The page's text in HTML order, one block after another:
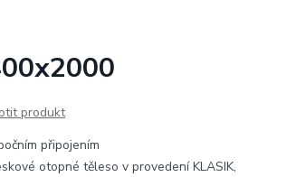
produkt
připojením
otopné těleso v provedení KLASIK,